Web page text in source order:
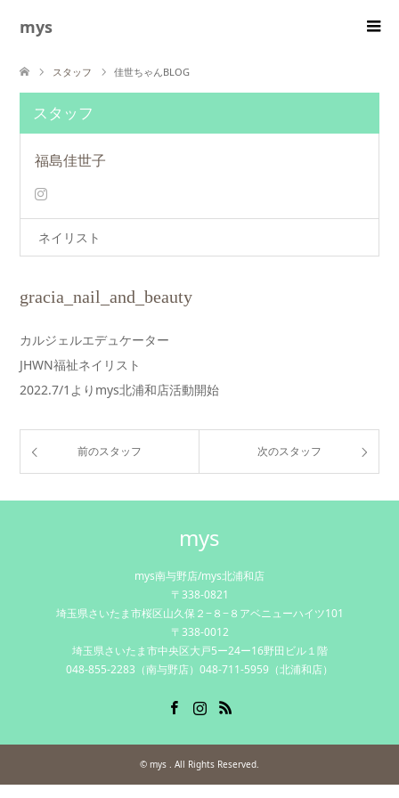
mys
スタッフ 佳世ちゃんBLOG
スタッフ
福島佳世子
ネイリスト
gracia_nail_and_beauty
カルジェルエデュケーター
JHWN福祉ネイリスト
2022.7/1よりmys北浦和店活動開始
前のスタッフ 次のスタッフ
mys
mys南与野店/mys北浦和店
〒338-0821
埼玉県さいたま市桜区山久保２−８−８アベニューハイツ101
〒338-0012
埼玉県さいたま市中央区大戸5ー24ー16野田ビル１階
048-855-2283（南与野店）048-711-5959（北浦和店）
© mys . All Rights Reserved.